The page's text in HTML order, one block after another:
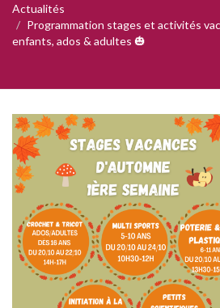
Actualités
Programmation stages et activités
enfants, ados & adultes 🎃